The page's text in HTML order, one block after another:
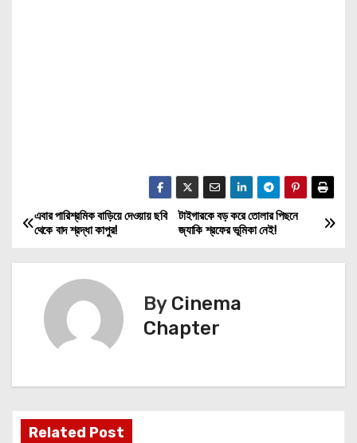
P
o
a
v
টাইগারকে বড় করে তোলার পিছনে
জ্যাকি শ্রফের ভূমিকা নেই!
এবার পারিশ্রমিক বাড়িয়ে দেওয়ায় ছবি
থেকে বাদ শ্রদ্ধা কাপুর!
By Cinema
Chapter
Related Post